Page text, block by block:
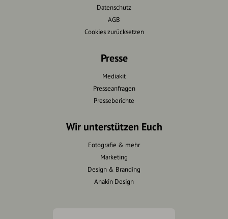
Datenschutz
AGB
Cookies zurücksetzen
Presse
Mediakit
Presseanfragen
Presseberichte
Wir unterstützen Euch
Fotografie & mehr
Marketing
Design & Branding
Anakin Design